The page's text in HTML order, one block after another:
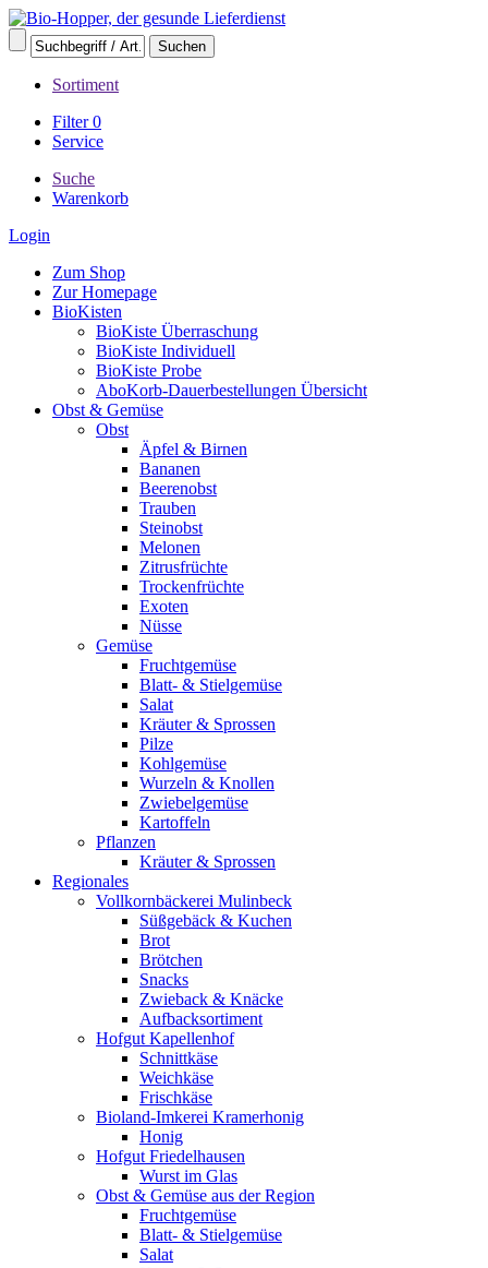
Sortiment
Filter0
Service
Suche
Warenkorb
Login
Zum Shop
Zur Homepage
BioKisten
BioKiste Überraschung
BioKiste Individuell
BioKiste Probe
AboKorb-Dauerbestellungen Übersicht
Obst & Gemüse
Obst
Äpfel & Birnen
Bananen
Beerenobst
Trauben
Steinobst
Melonen
Zitrusfrüchte
Trockenfrüchte
Exoten
Nüsse
Gemüse
Fruchtgemüse
Blatt- & Stielgemüse
Salat
Kräuter & Sprossen
Pilze
Kohlgemüse
Wurzeln & Knollen
Zwiebelgemüse
Kartoffeln
Pflanzen
Kräuter & Sprossen
Regionales
Vollkornbäckerei Mulinbeck
Süßgebäck & Kuchen
Brot
Brötchen
Snacks
Zwieback & Knäcke
Aufbacksortiment
Hofgut Kapellenhof
Schnittkäse
Weichkäse
Frischkäse
Bioland-Imkerei Kramerhonig
Honig
Hofgut Friedelhausen
Wurst im Glas
Obst & Gemüse aus der Region
Fruchtgemüse
Blatt- & Stielgemüse
Salat